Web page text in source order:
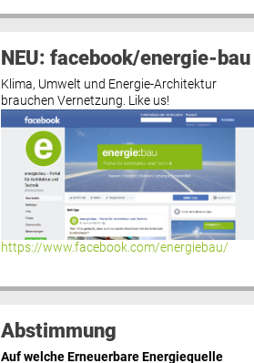
NEU: facebook/energie-bau
Klima, Umwelt und Energie-Architektur
brauchen Vernetzung. Like us!
https://www.facebook.com/energiebau/
Abstimmung
Auf welche Erneuerbare Energiequelle